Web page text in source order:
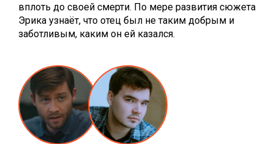
вплоть до своей смерти. По мере развития сюжета
Эрика узнаёт, что отец был не таким добрым и
заботливым, каким он ей казался.